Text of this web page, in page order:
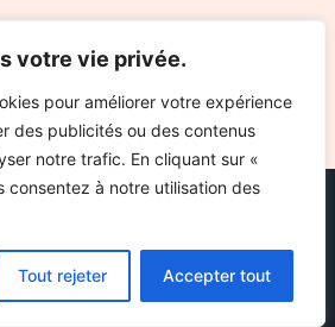
votre vie privée.
pour améliorer votre expérience
des publicités ou des contenus
notre trafic. En cliquant sur «
consentez à notre utilisation des
Tout rejeter Accepter tout